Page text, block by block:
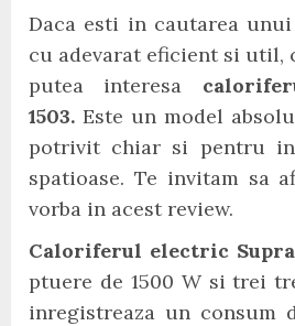
Daca esti in cautarea
cu adevarat eficient si util,
putea interesa
1503. Este un model
potrivit chiar si pentru
spatioase. Te invitam sa
vorba in acest review.
Caloriferul electric Supra
ptuere de 1500 W si trei
inregistreaza un consum